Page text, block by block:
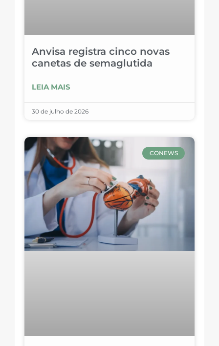
Anvisa registra cinco novas
canetas de semaglutida
LEIA MAIS
30 de julho de 2026
CONEWS